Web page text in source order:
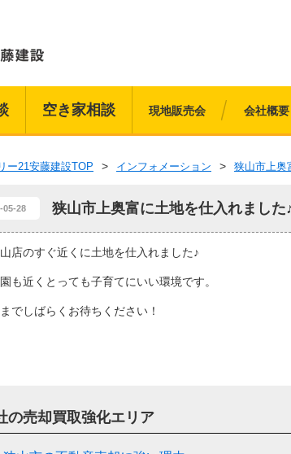
空き家相談 現地販売会 会社概要
ー21安藤建設TOP インフォメーション 狭山市上奥
05-28 狭山市上奥富に土地を仕入れました
店のすぐ近くに土地を仕入れました♪
も近くとっても子育てにいい環境です。
でしばらくお待ちください！
の売却買取強化エリア